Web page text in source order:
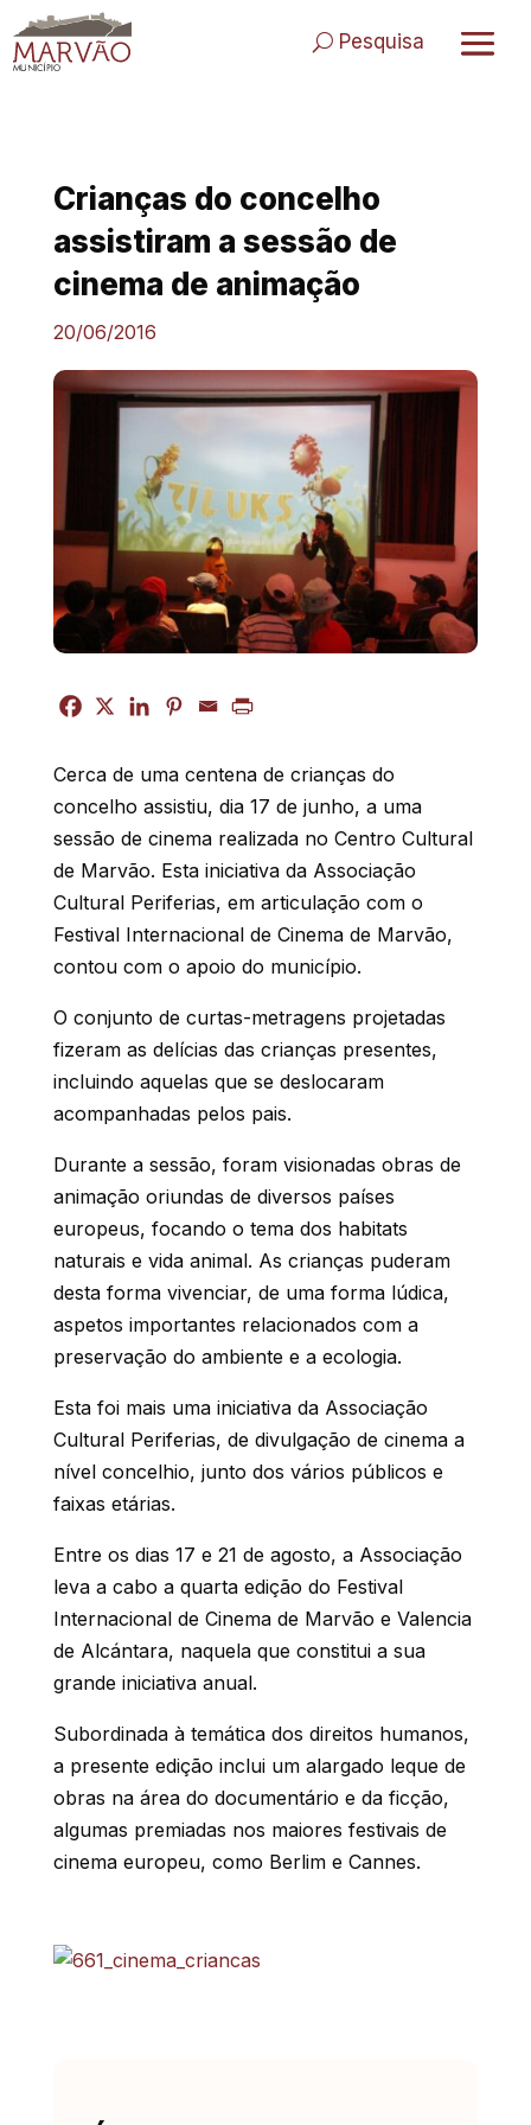
to
content
Pesquisa
Crianças do concelho
assistiram a sessão de
cinema de animação
20/06/2016
Cerca de uma centena de crianças do
concelho assistiu, dia 17 de junho, a uma
sessão de cinema realizada no Centro Cultural
de Marvão. Esta iniciativa da Associação
Cultural Periferias, em articulação com o
Festival Internacional de Cinema de Marvão,
contou com o apoio do município.
O conjunto de curtas-metragens projetadas
fizeram as delícias das crianças presentes,
incluindo aquelas que se deslocaram
acompanhadas pelos pais.
Durante a sessão, foram visionadas obras de
animação oriundas de diversos países
europeus, focando o tema dos habitats
naturais e vida animal. As crianças puderam
desta forma vivenciar, de uma forma lúdica,
aspetos importantes relacionados com a
preservação do ambiente e a ecologia.
Esta foi mais uma iniciativa da Associação
Cultural Periferias, de divulgação de cinema a
nível concelhio, junto dos vários públicos e
faixas etárias.
Entre os dias 17 e 21 de agosto, a Associação
leva a cabo a quarta edição do Festival
Internacional de Cinema de Marvão e Valencia
de Alcántara, naquela que constitui a sua
grande iniciativa anual.
Subordinada à temática dos direitos humanos,
a presente edição inclui um alargado leque de
obras na área do documentário e da ficção,
algumas premiadas nos maiores festivais de
cinema europeu, como Berlim e Cannes.